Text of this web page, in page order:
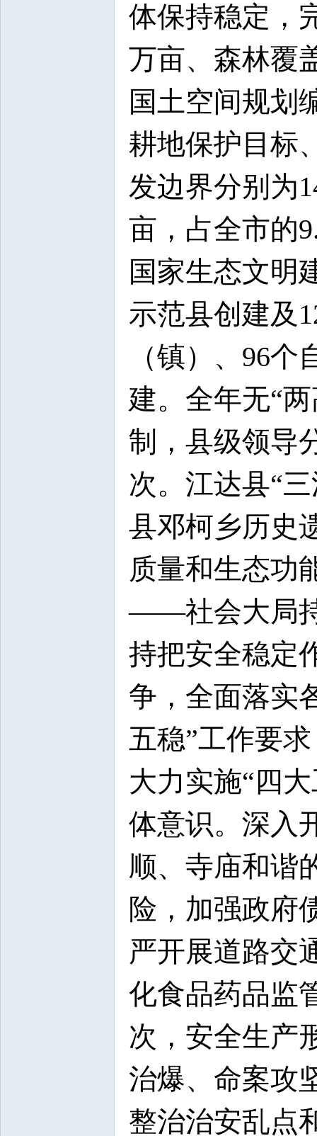
体保持稳定，
万亩、森林覆
国土空间规划
耕地保护目标
发边界分别为
亩，占全市的
国家生态文明
示范县创建及
（镇）、96
建。全年无“
制，县级领导
次。江达县“
县邓柯乡历史
质量和生态功
——社会大局
持把安全稳定
争，全面落实
五稳”工作要
大力实施“四
体意识。深入
顺、寺庙和谐
险，加强政府
严开展道路交
化食品药品监
次，安全生产
治爆、命案攻
整治治安乱点